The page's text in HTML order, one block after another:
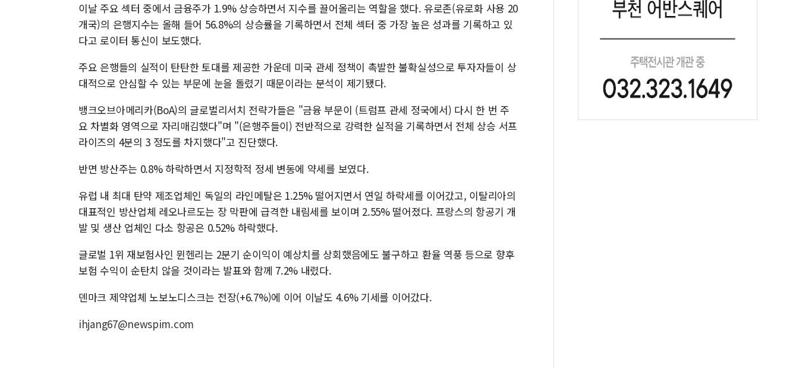
이날 주요 섹터 중에서 금융주가 1.9% 상승하면서 지수를 끌어올리는 역할을 했다. 유로존(유로화 사용 20
개국)의 은행지수는 올해 들어 56.8%의 상승률을 기록하면서 전체 섹터 중 가장 높은 성과를 기록하고 있
다고 로이터 통신이 보도했다.
주요 은행들의 실적이 탄탄한 토대를 제공한 가운데 미국 관세 정책이 촉발한 불확실성으로 투자자들이 상
대적으로 안심할 수 있는 부문에 눈을 돌렸기 때문이라는 분석이 제기됐다.
뱅크오브아메리카(BoA)의 글로벌리서치 전략가들은 "금융 부문이 (트럼프 관세 정국에서) 다시 한 번 주
요 차별화 영역으로 자리매김했다"며 "(은행주들이) 전반적으로 강력한 실적을 기록하면서 전체 상승 서프
라이즈의 4분의 3 정도를 차지했다"고 진단했다.
반면 방산주는 0.8% 하락하면서 지정학적 정세 변동에 약세를 보였다.
유럽 내 최대 탄약 제조업체인 독일의 라인메탈은 1.25% 떨어지면서 연일 하락세를 이어갔고, 이탈리아의
대표적인 방산업체 레오나르도는 장 막판에 급격한 내림세를 보이며 2.55% 떨어졌다. 프랑스의 항공기 개
발 및 생산 업체인 다소 항공은 0.52% 하락했다.
글로벌 1위 재보험사인 뮌헨리는 2분기 순이익이 예상치를 상회했음에도 불구하고 환율 역풍 등으로 향후
보험 수익이 순탄치 않을 것이라는 발표와 함께 7.2% 내렸다.
덴마크 제약업체 노보노디스크는 전장(+6.7%)에 이어 이날도 4.6% 기세를 이어갔다.
ihjang67@newspim.com